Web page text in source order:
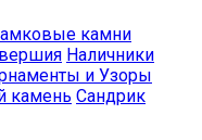
камни
Наличники
и Узоры
камень Сандрик